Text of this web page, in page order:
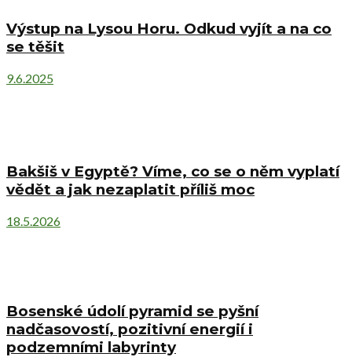
Výstup na Lysou Horu. Odkud vyjít a na co
se těšit
9.6.2025
Bakšiš v Egyptě? Víme, co se o něm vyplatí
vědět a jak nezaplatit příliš moc
18.5.2026
Bosenské údolí pyramid se pyšní
nadčasovostí, pozitivní energií i
podzemními labyrinty